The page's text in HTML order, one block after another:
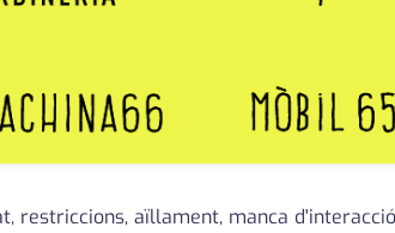
restriccions, aïllament, manca